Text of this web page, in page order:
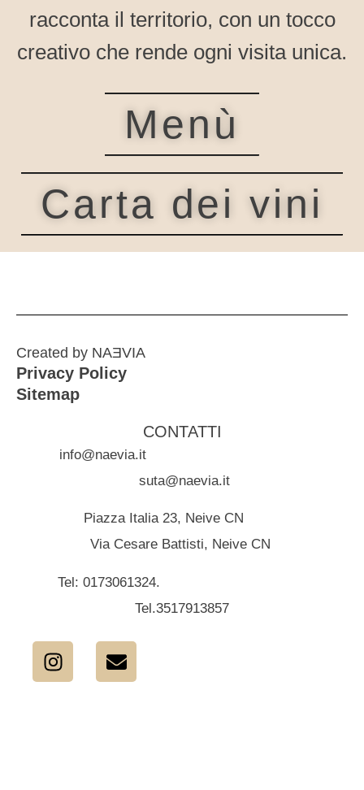
racconta il territorio, con un tocco
creativo che rende ogni visita unica.
Menù
Carta dei vini
Created by NAƎVIA
Privacy Policy
Sitemap
CONTATTI
info@naevia.it
suta@naevia.it
Piazza Italia 23, Neive CN
Via Cesare Battisti, Neive CN
Tel: 0173061324.
Tel.3517913857